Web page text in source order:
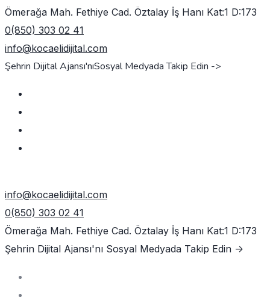
Ömerağa Mah. Fethiye Cad. Öztalay İş Hanı Kat:1 D:173
0(850) 303 02 41
info@kocaelidijital.com
Şehrin Dijital Ajansı'nıSosyal Medyada Takip Edin ->
info@kocaelidijital.com
0(850) 303 02 41
Ömerağa Mah. Fethiye Cad. Öztalay İş Hanı Kat:1 D:173
Şehrin Dijital Ajansı'nı Sosyal Medyada Takip Edin ->